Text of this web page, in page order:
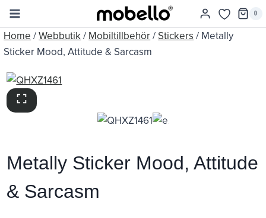
Skip
content
0
Home /Webbutik/ Mobiltillbehör/ Stickers / Metally
Sticker Mood, Attitude & Sarcasm
Metally Sticker Mood, Attitude
& Sarcasm